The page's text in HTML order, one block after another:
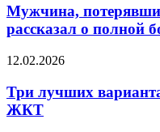
чувствительность
пениса,
рассказал
полной
жизни
Мужчина,
рассказал о полной
Три
варианта
завтрака
для
12.02.2026
Три лучших
ЖКТ